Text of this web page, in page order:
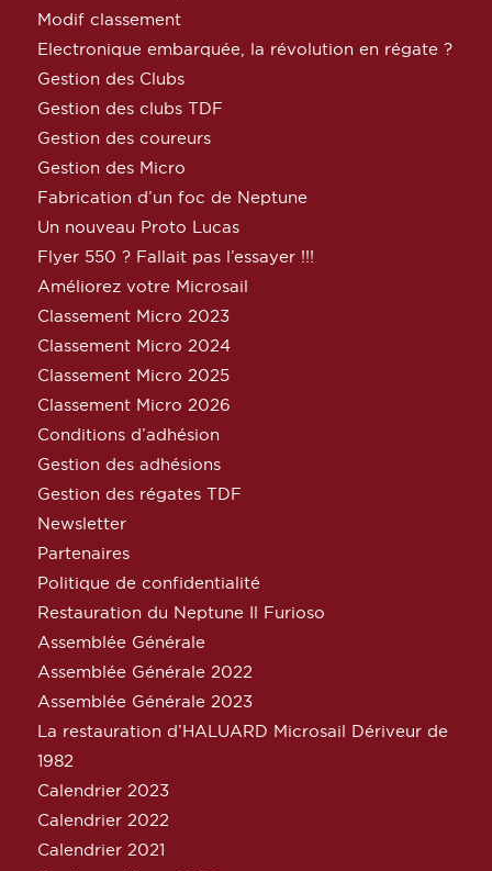
Modif classement
Electronique embarquée, la révolution en régate ?
Gestion des Clubs
Gestion des clubs TDF
Gestion des coureurs
Gestion des Micro
Fabrication d’un foc de Neptune
Un nouveau Proto Lucas
Flyer 550 ? Fallait pas l’essayer !!!
Améliorez votre Microsail
Classement Micro 2023
Classement Micro 2024
Classement Micro 2025
Classement Micro 2026
Conditions d’adhésion
Gestion des adhésions
Gestion des régates TDF
Newsletter
Partenaires
Politique de confidentialité
Restauration du Neptune Il Furioso
Assemblée Générale
Assemblée Générale 2022
Assemblée Générale 2023
La restauration d’HALUARD Microsail Dériveur de
1982
Calendrier 2023
Calendrier 2022
Calendrier 2021